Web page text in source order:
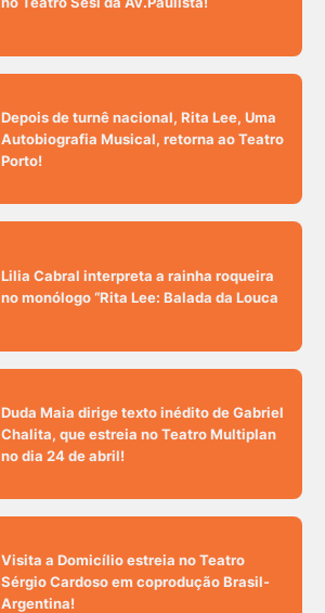
Depois de turnê nacional, Rita Lee, Uma
Autobiografia Musical, retorna ao Teatro
Porto!
Lilia Cabral interpreta a rainha roqueira
no monólogo “Rita Lee: Balada da Louca
Duda Maia dirige texto inédito de Gabriel
Chalita, que estreia no Teatro Multiplan
no dia 24 de abril!
Visita a Domicílio estreia no Teatro
Sérgio Cardoso em coprodução Brasil-
Argentina!